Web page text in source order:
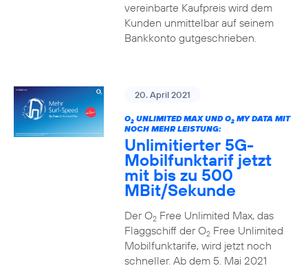
vereinbarte Kaufpreis wird dem
Kunden unmittelbar auf seinem
Bankkonto gutgeschrieben.
20. April 2021
O2UNLIMITED MAX UND O2MY DATA MIT
NOCH MEHR LEISTUNG:
Unlimitierter 5G-
Mobilfunktarif jetzt
mit bis zu 500
MBit/Sekunde
Der O2Free Unlimited Max, das
Flaggschiff der O2Free Unlimited
Mobilfunktarife, wird jetzt noch
schneller. Ab dem 5. Mai 2021